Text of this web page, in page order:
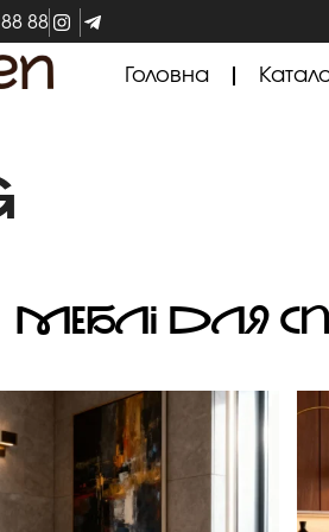
88
Головна
Меблі для